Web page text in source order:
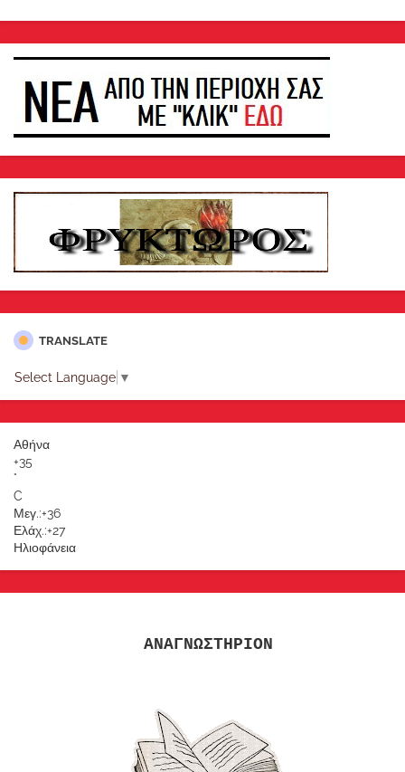
TRANSLATE
Select Language ▼
Αθήνα
+35
°
C
Μεγ.:+36
Ελάχ.:+27
Ηλιοφάνεια
ΑΝΑΓΝΩΣΤΗΡΙΟΝ